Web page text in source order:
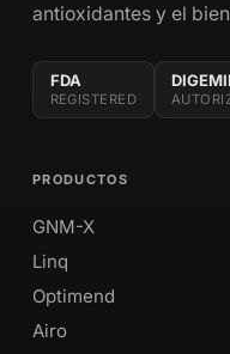
antioxidantes y el
FDA
REGISTERED
PRODUCTOS
GNM-X
Linq
Optimend
Airo